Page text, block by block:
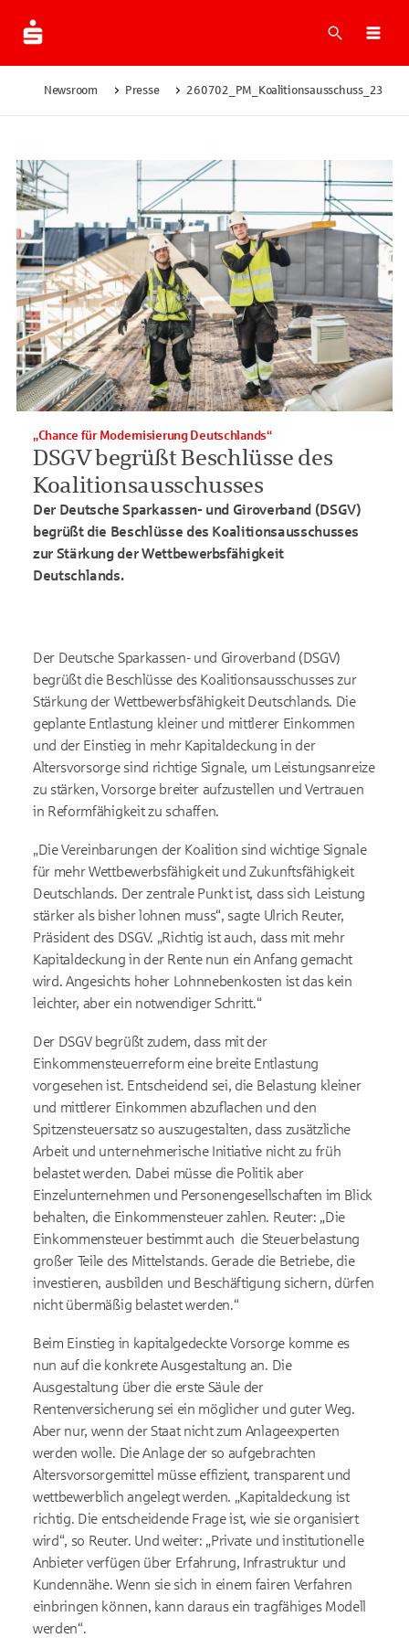
Suche
Newsroom Presse 260702_PM_Koalitionsausschuss_23
DSGV begrüßt Beschlüsse des
Koalitionsausschusses
„Chance für Modernisierung Deutschlands“
Der Deutsche Sparkassen- und Giroverband (DSGV)
begrüßt die Beschlüsse des Koalitionsausschusses
zur Stärkung der Wettbewerbsfähigkeit
Deutschlands.
Der Deutsche Sparkassen- und Giroverband (DSGV)
begrüßt die Beschlüsse des Koalitionsausschusses zur
Stärkung der Wettbewerbsfähigkeit Deutschlands. Die
geplante Entlastung kleiner und mittlerer Einkommen
und der Einstieg in mehr Kapitaldeckung in der
Altersvorsorge sind richtige Signale, um Leistungsanreize
zu stärken, Vorsorge breiter aufzustellen und Vertrauen
in Reformfähigkeit zu schaffen.
„Die Vereinbarungen der Koalition sind wichtige Signale
für mehr Wettbewerbsfähigkeit und Zukunftsfähigkeit
Deutschlands. Der zentrale Punkt ist, dass sich Leistung
stärker als bisher lohnen muss“, sagte Ulrich Reuter,
Präsident des DSGV. „Richtig ist auch, dass mit mehr
Kapitaldeckung in der Rente nun ein Anfang gemacht
wird. Angesichts hoher Lohnnebenkosten ist das kein
leichter, aber ein notwendiger Schritt.“
Der DSGV begrüßt zudem, dass mit der
Einkommensteuerreform eine breite Entlastung
vorgesehen ist. Entscheidend sei, die Belastung kleiner
und mittlerer Einkommen abzuflachen und den
Spitzensteuersatz so auszugestalten, dass zusätzliche
Arbeit und unternehmerische Initiative nicht zu früh
belastet werden. Dabei müsse die Politik aber
Einzelunternehmen und Personengesellschaften im Blick
behalten, die Einkommensteuer zahlen. Reuter: „Die
Einkommensteuer bestimmt auch die Steuerbelastung
großer Teile des Mittelstands. Gerade die Betriebe, die
investieren, ausbilden und Beschäftigung sichern, dürfen
nicht übermäßig belastet werden.“
Beim Einstieg in kapitalgedeckte Vorsorge komme es
nun auf die konkrete Ausgestaltung an. Die
Ausgestaltung über die erste Säule der
Rentenversicherung sei ein möglicher und guter Weg.
Aber nur, wenn der Staat nicht zum Anlageexperten
werden wolle. Die Anlage der so aufgebrachten
Altersvorsorgemittel müsse effizient, transparent und
wettbewerblich angelegt werden. „Kapitaldeckung ist
richtig. Die entscheidende Frage ist, wie sie organisiert
wird“, so Reuter. Und weiter: „Private und institutionelle
Anbieter verfügen über Erfahrung, Infrastruktur und
Kundennähe. Wenn sie sich in einem fairen Verfahren
einbringen können, kann daraus ein tragfähiges Modell
werden“.